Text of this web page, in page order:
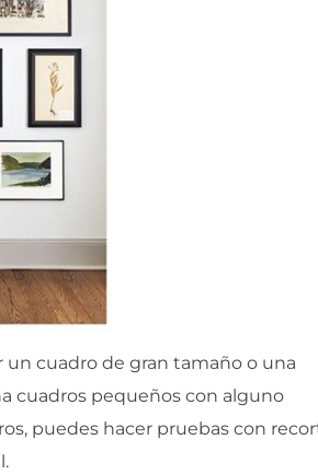
un cuadro de gran tamaño o una
cuadros pequeños con alguno
puedes hacer pruebas con